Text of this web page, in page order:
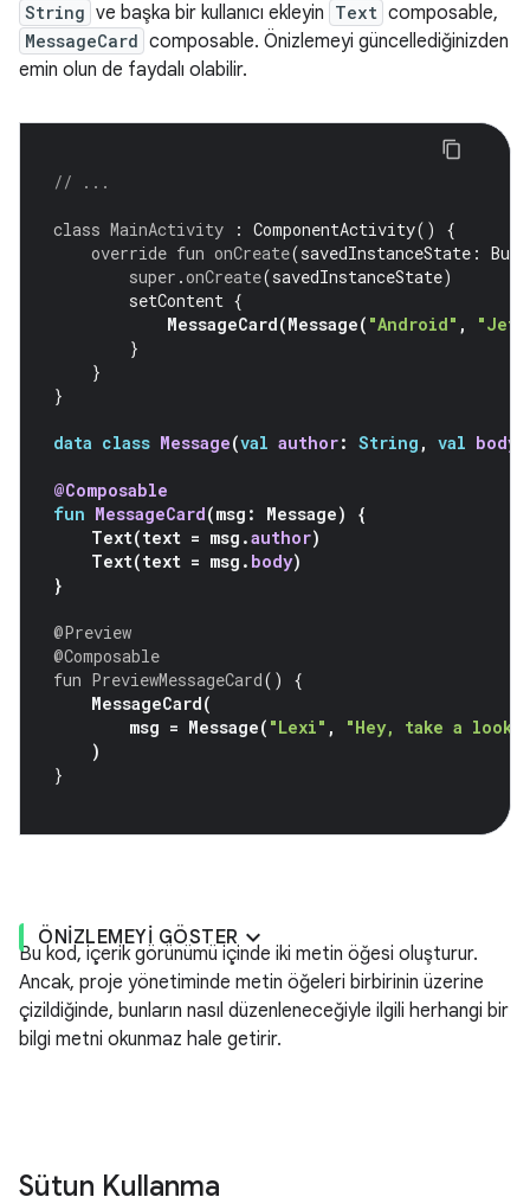
String ve başka bir kullanıcı ekleyin Text composable,
MessageCard composable. Önizlemeyi güncellediğinizden
emin olun de faydalı olabilir.
// ...
class MainActivity : ComponentActivity()
{
override fun onCreate(savedInstanceState :
super .onCreate(savedInstanceState)
setContent {
MessageCard(Message( "Android" ,
}
}
}
data class Message(val author: String , val body
@Composable
fun MessageCard(msg : Message)
{
Text(text = msg .author)
Text(text = msg . body)
}
@Preview
@Composable
fun PreviewMessageCard()
{
MessageCard(
msg = Message( "Lexi" ,
"Hey, take a look
)
}
ÖNIZLEMEYI GÖSTER
Bu kod, içerik görünümü içinde iki metin öğesi oluşturur.
Ancak, proje yönetiminde metin öğeleri birbirinin üzerine
çizildiğinde, bunların nasıl düzenleneceğiyle ilgili herhangi bir
bilgi metni okunmaz hale getirir.
Sütun Kullanma